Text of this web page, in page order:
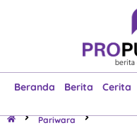
Beranda Berita Cerita
Pariwara